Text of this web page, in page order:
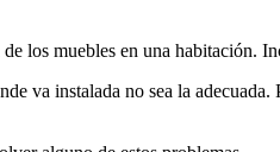
los muebles en una habitación.
va instalada no sea la